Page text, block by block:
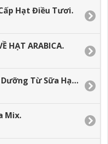
Hạt Điều Tươi.
HẠT ARABICA.
Thức Uống Bổ Dưỡng Từ Sữa Hạt Dành Cho Các Bé.
Mix.